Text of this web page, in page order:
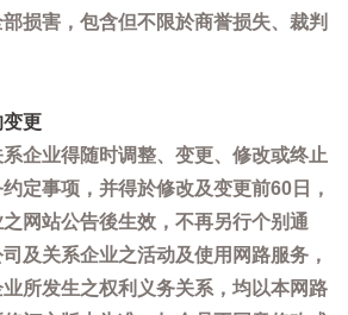
损害，包含但不限於商誉损失、裁判
更
企业得随时调整、变更、修改或终止
定事项，并得於修改及变更前60日，
网站公告後生效，不再另行个别通
及关系企业之活动及使用网路服务，
所发生之权利义务关系，均以本网路